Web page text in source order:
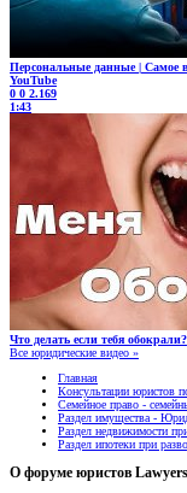
Персональные данные | Самое
YouTube
0 0 2.169
1:43
Что делать если тебя обокрали?
Все юридические видео »
Главная
Консультации юристов
Семейное право -
Раздел имущества -
Раздел недвижимости
Раздел ипотеки при
О форуме юристов